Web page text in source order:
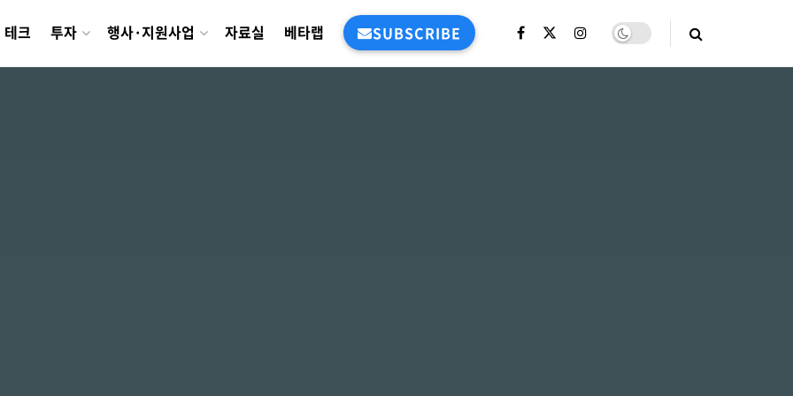
테크 투자 행사·지원사업 자료실 베타랩 SUBSCRIBE